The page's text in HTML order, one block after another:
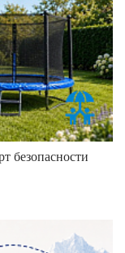
безопасности